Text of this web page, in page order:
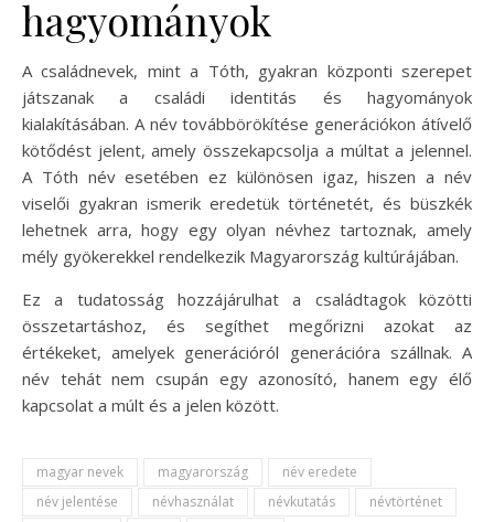
hagyományok
A családnevek, mint a Tóth, gyakran központi szerepet
játszanak a családi identitás és hagyományok
kialakításában. A név továbbörökítése generációkon átívelő
kötődést jelent, amely összekapcsolja a múltat a jelennel.
A Tóth név esetében ez különösen igaz, hiszen a név
viselői gyakran ismerik eredetük történetét, és büszkék
lehetnek arra, hogy egy olyan névhez tartoznak, amely
mély gyökerekkel rendelkezik Magyarország kultúrájában.
Ez a tudatosság hozzájárulhat a családtagok közötti
összetartáshoz, és segíthet megőrizni azokat az
értékeket, amelyek generációról generációra szállnak. A
név tehát nem csupán egy azonosító, hanem egy élő
kapcsolat a múlt és a jelen között.
magyar nevek magyarország
név eredete
név jelentése
névhasználat névkutatás névtörténet